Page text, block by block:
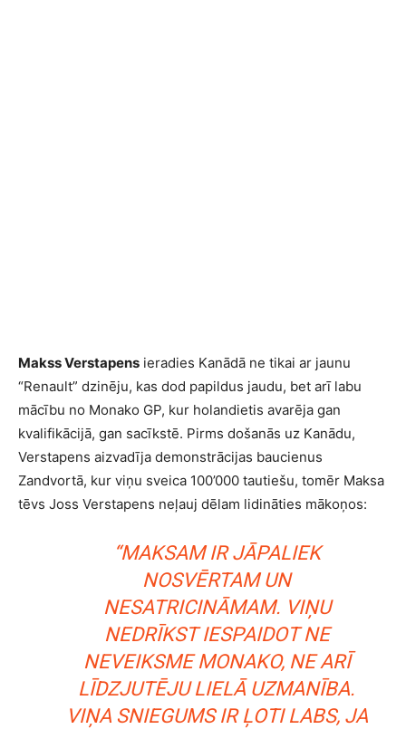
Makss Verstapens ieradies Kanādā ne tikai ar jaunu
“Renault” dzinēju, kas dod papildus jaudu, bet arī labu
mācību no Monako GP, kur holandietis avarēja gan
kvalifikācijā, gan sacīkstē. Pirms došanās uz Kanādu,
Verstapens aizvadīja demonstrācijas baucienus
Zandvortā, kur viņu sveica 100’000 tautiešu, tomēr Maksa
tēvs Joss Verstapens neļauj dēlam lidināties mākoņos:
“MAKSAM IR JĀPALIEK
NOSVĒRTAM UN
NESATRICINĀMAM. VIŅU
NEDRĪKST IESPAIDOT NE
NEVEIKSME MONAKO, NE ARĪ
LĪDZJUTĒJU LIELĀ UZMANĪBA.
VIŅA SNIEGUMS IR ĻOTI LABS, JA